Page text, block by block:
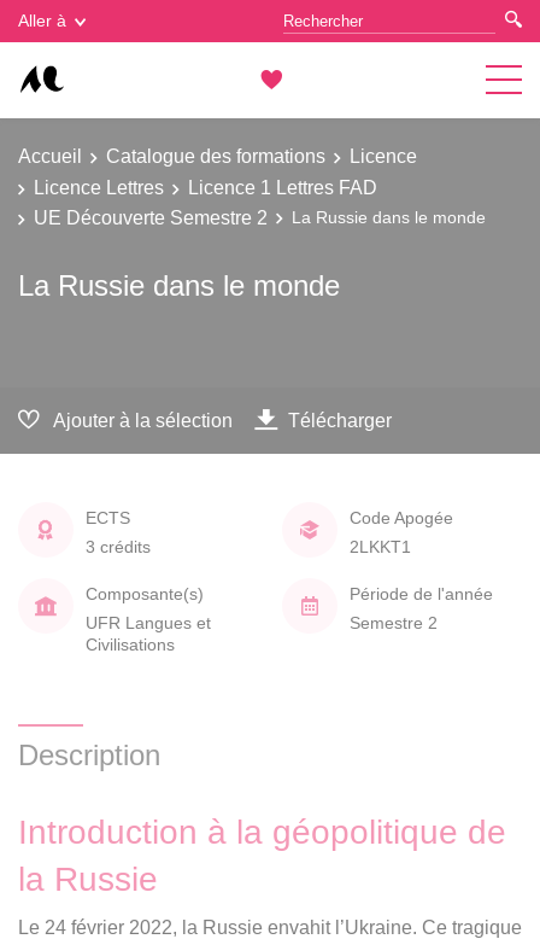
Aller à
Accueil Catalogue des formations
Licence
Licence Lettres
Licence 1 Lettres FAD
UE Découverte Semestre 2
La Russie dans le monde
La Russie dans le monde
Ajouter à la sélection Télécharger
ECTS
3 crédits
Code Apogée
2LKKT1
Composante(s)
UFR Langues et
Civilisations
Période de l'année
Semestre 2
Description
Introduction à la géopolitique de
la Russie
Le 24 février 2022, la Russie envahit l’Ukraine. Ce tragique
Gestion des cookies